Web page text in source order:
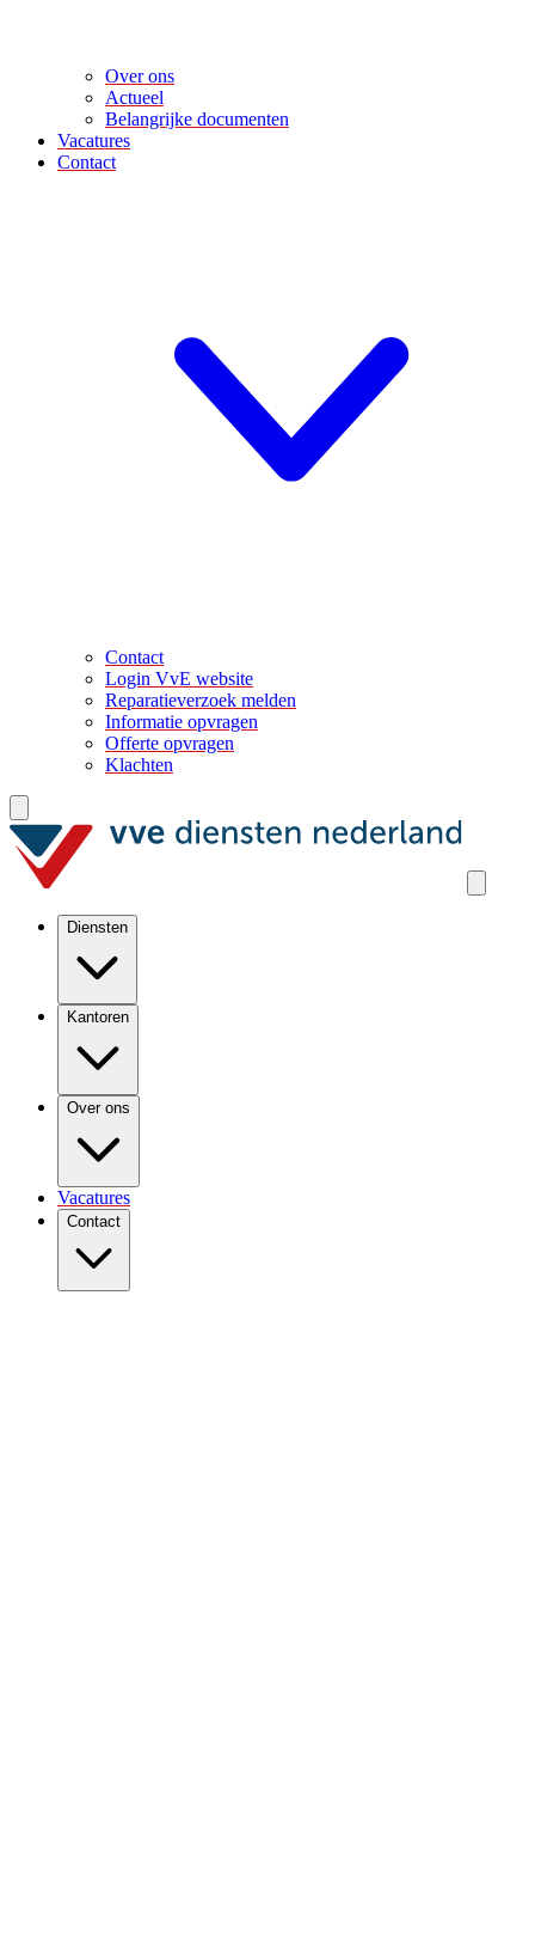
Over ons
Actueel
Belangrijke documenten
Vacatures
Contact
Contact
Login VvE website
Reparatieverzoek melden
Informatie opvragen
Offerte opvragen
Klachten
Diensten
Kantoren
Over ons
Vacatures
Contact